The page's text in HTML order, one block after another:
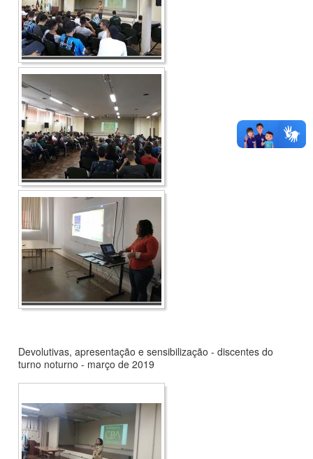
Devolutivas, apresentação e sensibilização - discentes do
turno noturno - março de 2019